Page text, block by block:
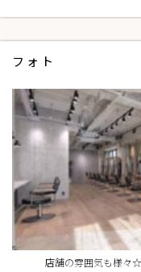
フォト
店舗の雰囲気も様々